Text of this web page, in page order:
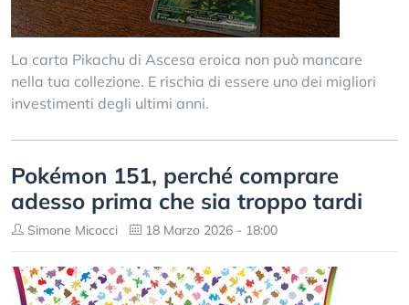
La carta Pikachu di Ascesa eroica non può mancare
nella tua collezione. E rischia di essere uno dei migliori
investimenti degli ultimi anni.
Pokémon 151, perché comprare
adesso prima che sia troppo tardi
Simone Micocci 18 Marzo 2026 - 18:00